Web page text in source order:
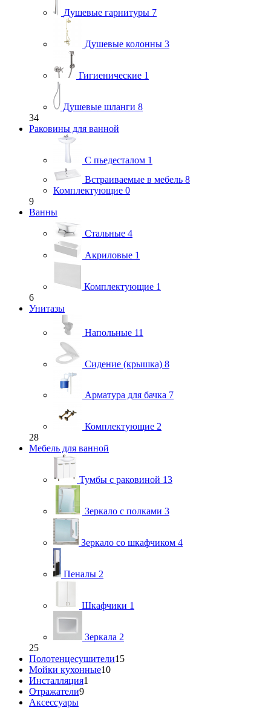
Душевые гарнитуры 7
Душевые колонны 3
Гигиенические 1
Душевые шланги 8
34
Раковины для ванной
С пьедесталом 1
Встраиваемые в мебель 8
Комплектующие 0
9
Ванны
Стальные 4
Акриловые 1
Комплектующие 1
6
Унитазы
Напольные 11
Сидение (крышка) 8
Арматура для бачка 7
Комплектующие 2
28
Мебель для ванной
Тумбы с раковиной 13
Зеркало с полками 3
Зеркало со шкафчиком 4
Пеналы 2
Шкафчики 1
Зеркала 2
25
Полотенцесушители15
Мойки кухонные10
Инсталляция1
Отражатели9
Аксессуары